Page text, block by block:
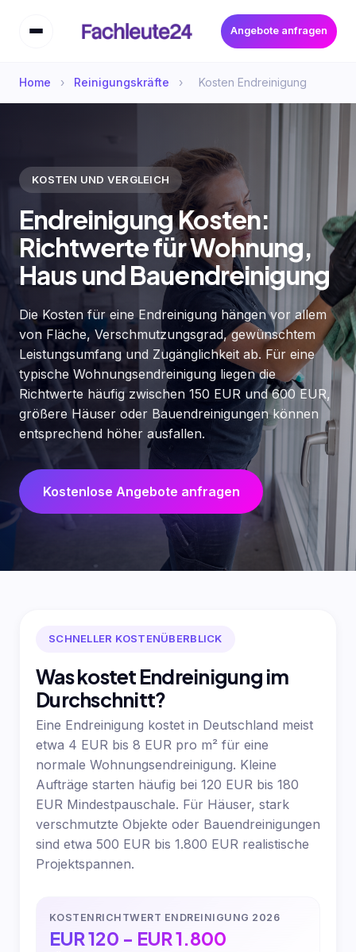
Angebote anfragen
Home › Reinigungskräfte › Kosten Endreinigung
KOSTEN UND VERGLEICH
Endreinigung Kosten:
Richtwerte für Wohnung,
Haus und Bauendreinigung
Die Kosten für eine Endreinigung hängen vor allem
von Fläche, Verschmutzungsgrad, gewünschtem
Leistungsumfang und Zugänglichkeit ab. Für eine
typische Wohnungsendreinigung liegen die
Richtwerte häufig zwischen 150 EUR und 600 EUR,
größere Häuser oder Bauendreinigungen können
entsprechend höher ausfallen.
Kostenlose Angebote anfragen
SCHNELLER KOSTENÜBERBLICK
Was kostet Endreinigung im
Durchschnitt?
Eine Endreinigung kostet in Deutschland meist
etwa 4 EUR bis 8 EUR pro m² für eine
normale Wohnungsendreinigung. Kleine
Aufträge starten häufig bei 120 EUR bis 180
EUR Mindestpauschale. Für Häuser, stark
verschmutzte Objekte oder Bauendreinigungen
sind etwa 500 EUR bis 1.800 EUR realistische
Projektspannen.
KOSTENRICHTWERT ENDREINIGUNG 2026
EUR 120 - EUR 1.800